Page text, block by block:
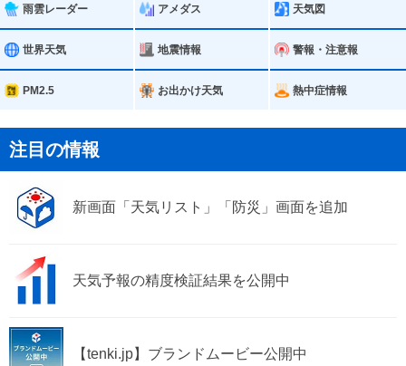
那珂市
茨城町
城里町 東海村
大子町
雨雲レーダー アメダス 天気図
世界天気 地震情報 警報・注意報
PM2.5 お出かけ天気 熱中症情報
注目の情報
新画面「天気リスト」「防災」画面を追加
天気予報の精度検証結果を公開中
【tenki.jp】ブランドムービー公開中